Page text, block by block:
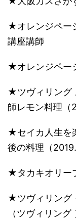
★オレンジペー
講座講師
★オレンジペー
​★ツヴィリング
師レモン料理（
★セイカ人生を
後の料理（
★タカキオリー
​★ツヴィリング
（ツヴィリング